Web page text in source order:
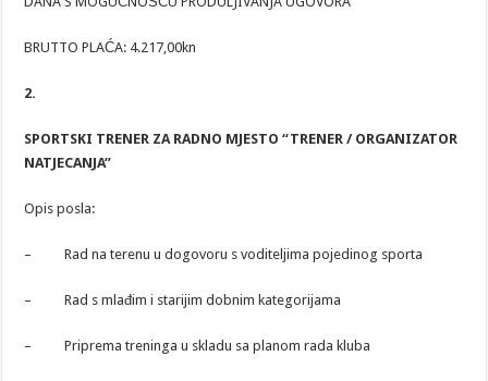
BRUTTO PLAĆA: 4.217,00kn
2.
SPORTSKI TRENER ZA RADNO MJESTO “TRENER / ORGANIZATOR
NATJECANJA”
Opis posla:
– Rad na terenu u dogovoru s voditeljima pojedinog sporta
– Rad s mlađim i starijim dobnim kategorijama
– Priprema treninga u skladu sa planom rada kluba